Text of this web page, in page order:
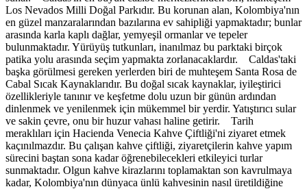
Los Nevados Milli Doğal Parkıdır. Bu korunan alan, Kolombiya'nın
en güzel manzaralarından bazılarına ev sahipliği yapmaktadır; bunlar
arasında karla kaplı dağlar, yemyeşil ormanlar ve tepeler
bulunmaktadır. Yürüyüş tutkunları, inanılmaz bu parktaki birçok
patika yolu arasında seçim yapmakta zorlanacaklardır. Caldas'taki
başka görülmesi gereken yerlerden biri de muhteşem Santa Rosa de
Cabal Sıcak Kaynaklarıdır. Bu doğal sıcak kaynaklar, iyileştirici
özellikleriyle tanınır ve keşfetme dolu uzun bir günün ardından
dinlenmek ve yenilenmek için mükemmel bir yerdir. Yatıştırıcı sular
ve sakin çevre, onu bir huzur vahası haline getirir. Tarih
meraklıları için Hacienda Venecia Kahve Çiftliği'ni ziyaret etmek
kaçınılmazdır. Bu çalışan kahve çiftliği, ziyaretçilerin kahve yapım
sürecini baştan sona kadar öğrenebilecekleri etkileyici turlar
sunmaktadır. Olgun kahve kirazlarını toplamaktan son kavrulmaya
kadar, Kolombiya'nın dünyaca ünlü kahvesinin nasıl üretildiğine